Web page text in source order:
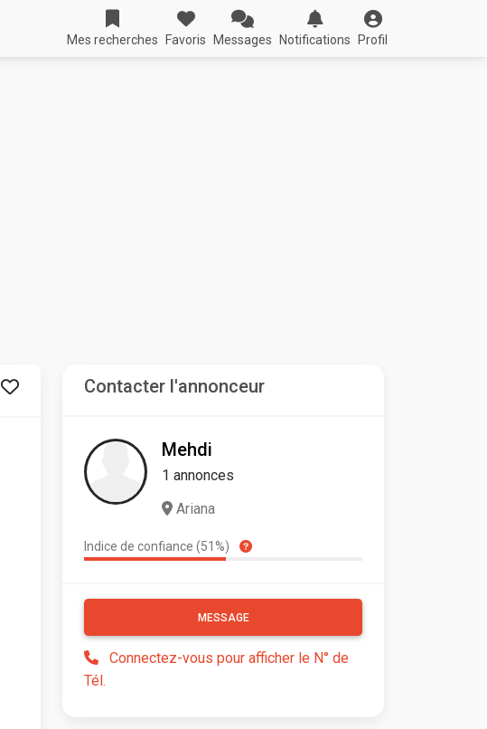
Mes recherches Favoris Messages Notifications Profil
Contacter l'annonceur
Mehdi
1 annonces
Ariana
Indice de confiance (51%)
MESSAGE
Connectez-vous pour afficher le N° de
Tél.